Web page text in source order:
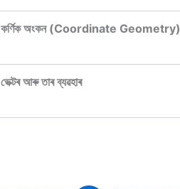
কৰ্ণিক অংকন (Coordinate Geometry)
ভেক্টৰ আৰু তাৰ ব্যৱহাৰ